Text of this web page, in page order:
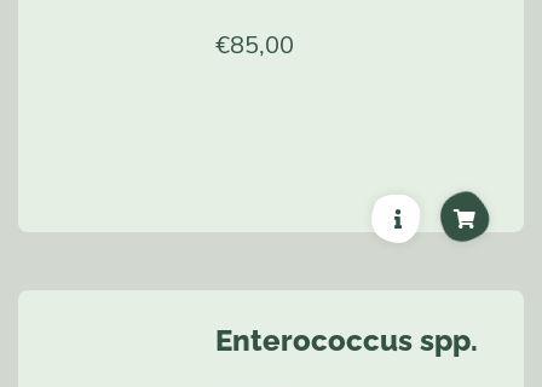
€85,00
Enterococcus spp.